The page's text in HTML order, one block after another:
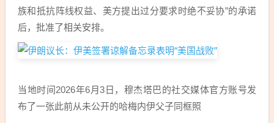
族和抵抗阵线权益、美方提出过分要求时绝不妥协”的承诺
后，批准了相关安排。
当地时间2026年6月3日，穆杰塔巴的社交媒体官方账号发
布了一张此前从未公开的哈梅内伊父子同框照